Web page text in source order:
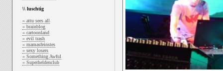
\\ luschtig
» attu sees all
» brainblog
» cartoonland
» evil trash
» mamasfeinstes
» sexy losers
» Something Awful
» Superheldenclub